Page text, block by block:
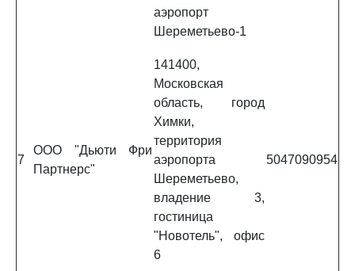
аэропорт
Шереметьево-1
7
ООО "Дьюти Фри
Партнерс"
141400,
Московская
область, город
Химки,
территория
аэропорта
Шереметьево,
владение 3,
гостиница
"Новотель", офис
6
5047090954